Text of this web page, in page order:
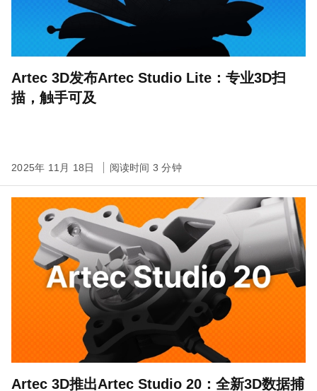
Artec 3D发布Artec Studio Lite：专业3D扫
描，触手可及
2025年 11月 18日 阅读时间 3 分钟
Artec 3D推出Artec Studio 20：全新3D数据捕